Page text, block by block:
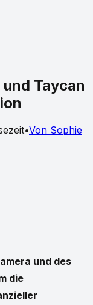
Taycan
•Von Sophie
und des
die